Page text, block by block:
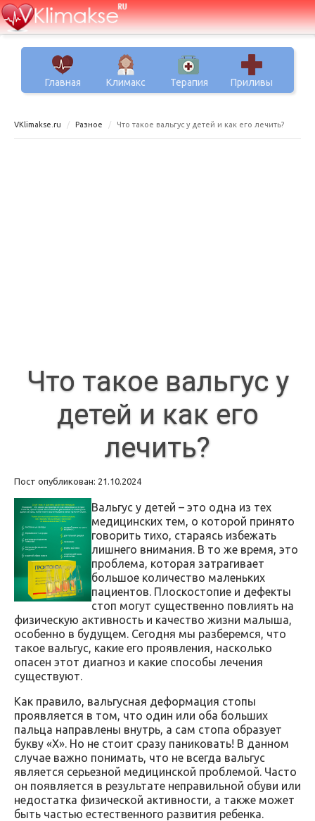
Главная Климакс Терапия Приливы
VKlimakse.ru Разное Что такое вальгус у детей и как его лечить?
Что такое вальгус у
детей и как его
лечить?
Пост опубликован: 21.10.2024
Вальгус у детей – это одна из тех
медицинских тем, о которой принято
говорить тихо, стараясь избежать
лишнего внимания. В то же время, это
проблема, которая затрагивает
большое количество маленьких
пациентов. Плоскостопие и дефекты
стоп могут существенно повлиять на
физическую активность и качество жизни малыша,
особенно в будущем. Сегодня мы разберемся, что
такое вальгус, какие его проявления, насколько
опасен этот диагноз и какие способы лечения
существуют.
Как правило, вальгусная деформация стопы
проявляется в том, что один или оба больших
пальца направлены внутрь, а сам стопа образует
букву «X». Но не стоит сразу паниковать! В данном
случае важно понимать, что не всегда вальгус
является серьезной медицинской проблемой. Часто
он появляется в результате неправильной обуви или
недостатка физической активности, а также может
быть частью естественного развития ребенка.